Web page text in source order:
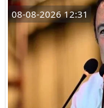
08-08-2026 12:31